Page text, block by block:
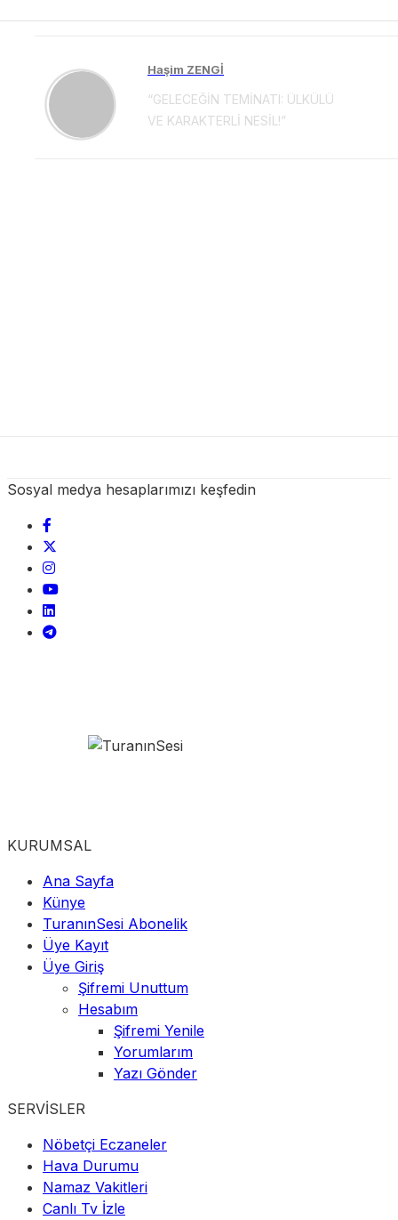
Haşim ZENGİ
“GELECEĞİN TEMİNATI: ÜLKÜLÜ
VE KARAKTERLİ NESİL!”
Sosyal medya hesaplarımızı keşfedin
KURUMSAL
Ana Sayfa
Künye
TuranınSesi Abonelik
Üye Kayıt
Üye Giriş
Şifremi Unuttum
Hesabım
Şifremi Yenile
Yorumlarım
Yazı Gönder
SERVİSLER
Nöbetçi Eczaneler
Hava Durumu
Namaz Vakitleri
Canlı Tv İzle